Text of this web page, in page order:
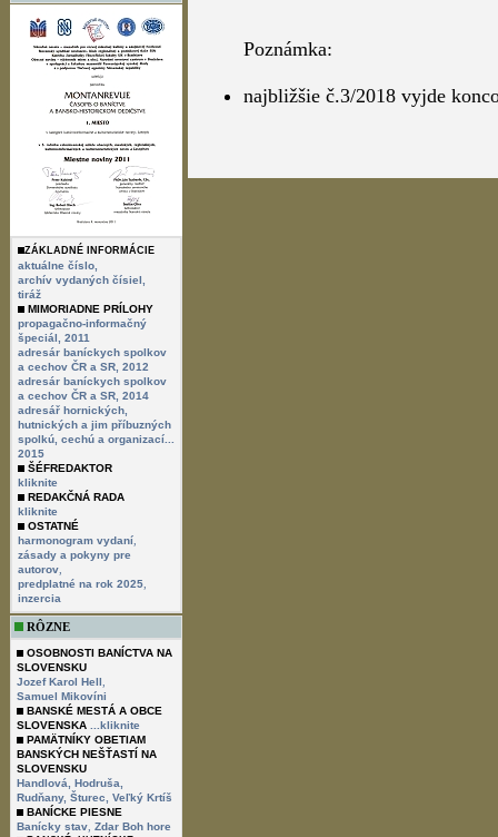
ZÁKLADNÉ INFORMÁCIE
aktuálne číslo,
archív vydaných čísiel,
tiráž
MIMORIADNE PRÍLOHY
propagačno-informačný
špeciál, 2011
adresár baníckych spolkov
a cechov ČR a SR, 2012
adresár baníckych spolkov
a cechov ČR a SR, 2014
adresář hornických,
hutnických a jim příbuzných
spolkú, cechú a organizací...
2015
ŠÉFREDAKTOR
kliknite
REDAKČNÁ RADA
kliknite
OSTATNÉ
harmonogram vydaní
zásady a pokyny pre
autorov
predplatné na rok 2025
inzercia
RÔZNE
OSOBNOSTI BANÍCTVA NA
SLOVENSKU
Jozef Karol Hell
Samuel Mikovíni
BANSKÉ MESTÁ A OBCE
SLOVENSKA
...kliknite
PAMÄTNÍKY OBETIAM
BANSKÝCH NEŠŤASTÍ NA
SLOVENSKU
Handlová,
Hodruša,
Rudňany, Šturec,
Veľký Krtíš
BANÍCKE PIESNE
Banícky stav Zdar Boh hore
Poznámka:
najbližšie č.3/2018 vyjde